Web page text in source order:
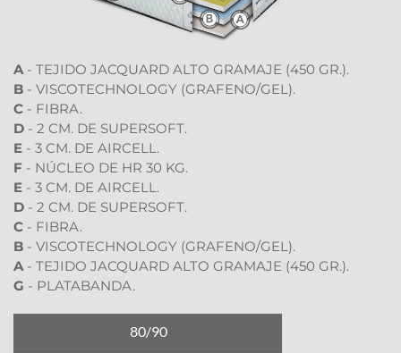
A - TEJIDO JACQUARD ALTO GRAMAJE (450 GR.).
B - VISCOTECHNOLOGY (GRAFENO/GEL).
C - FIBRA.
D - 2 CM. DE SUPERSOFT.
E - 3 CM. DE AIRCELL.
F - NÚCLEO DE HR 30 KG.
E - 3 CM. DE AIRCELL.
D - 2 CM. DE SUPERSOFT.
C - FIBRA.
B - VISCOTECHNOLOGY (GRAFENO/GEL).
A - TEJIDO JACQUARD ALTO GRAMAJE (450 GR.).
G - PLATABANDA.
80/90